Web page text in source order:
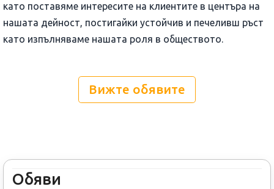
като поставяме интересите на клиентите в центъра на
нашата дейност, постигайки устойчив и печеливш ръст
като изпълняваме нашата роля в обществото.
Вижте обявите
Обяви